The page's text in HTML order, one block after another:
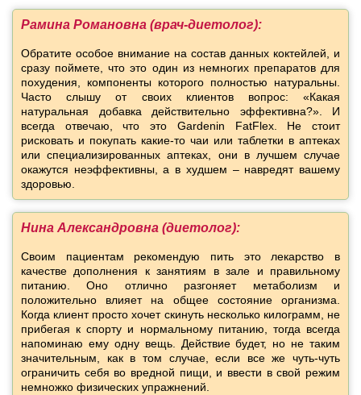
Рамина Романовна (врач-диетолог):
Обратите особое внимание на состав данных коктейлей, и
сразу поймете, что это один из немногих препаратов для
похудения, компоненты которого полностью натуральны.
Часто слышу от своих клиентов вопрос: «Какая
натуральная добавка действительно эффективна?». И
всегда отвечаю, что это Gardenin FatFlex. Не стоит
рисковать и покупать какие-то чаи или таблетки в аптеках
или специализированных аптеках, они в лучшем случае
окажутся неэффективны, а в худшем – навредят вашему
здоровью.
Нина Александровна (диетолог):
Своим пациентам рекомендую пить это лекарство в
качестве дополнения к занятиям в зале и правильному
питанию. Оно отлично разгоняет метаболизм и
положительно влияет на общее состояние организма.
Когда клиент просто хочет скинуть несколько килограмм, не
прибегая к спорту и нормальному питанию, тогда всегда
напоминаю ему одну вещь. Действие будет, но не таким
значительным, как в том случае, если все же чуть-чуть
ограничить себя во вредной пищи, и ввести в свой режим
немножко физических упражнений.